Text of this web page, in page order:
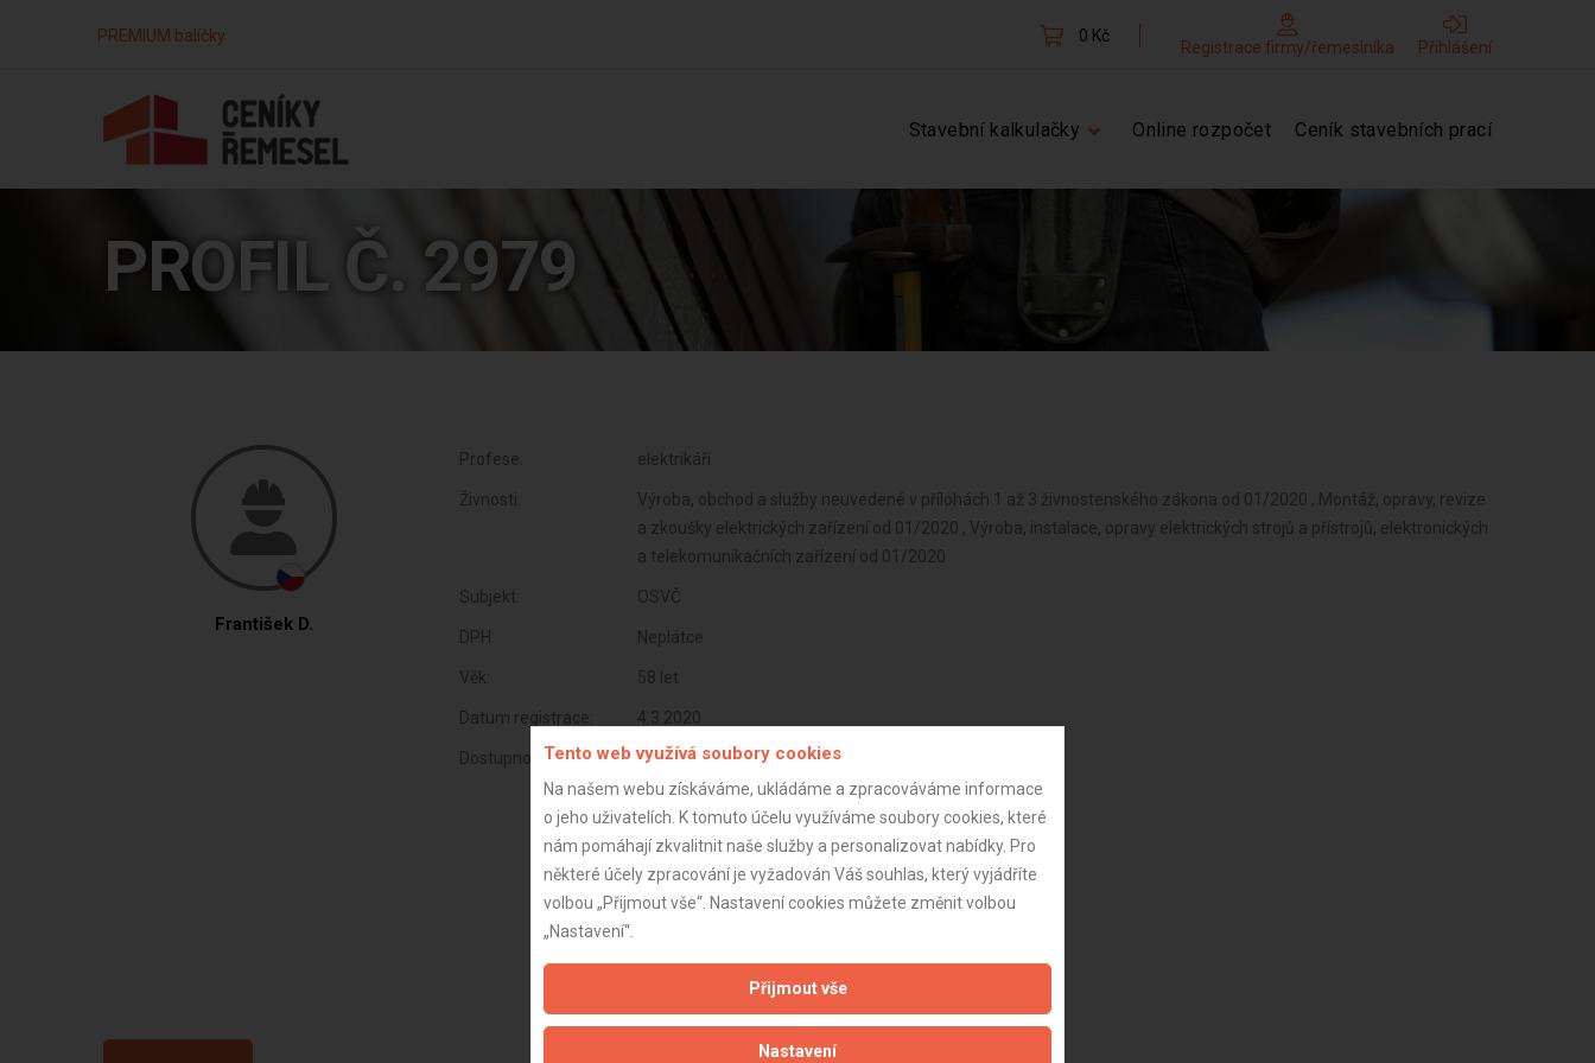
PREMIUM balíčky 0 Kč
Registrace firmy/řemeslníka Přihlášení
Stavební kalkulačky Online rozpočet Ceník stavebních prací
PROFIL Č. 2979
František D.
Profese: elektrikáři
Živnosti:
Výroba, obchod a služby neuvedené v přílohách 1 až 3 živnostenského zákona od 01/2020 , Montáž, opravy, revize
a zkoušky elektrických zařízení od 01/2020 , Výroba, instalace, opravy elektrických strojů a přístrojů, elektronických
a telekomunikačních zařízení od 01/2020
Subjekt: OSVČ
DPH: Neplátce
Věk: 58 let
Datum registrace: 4.3.2020
Dostupnost:Tento web využívá soubory cookies
Na našem webu získáváme, ukládáme a zpracováváme informace
o jeho uživatelích. K tomuto účelu využíváme soubory cookies, které
nám pomáhají zkvalitnit naše služby a personalizovat nabídky. Pro
některé účely zpracování je vyžadován Váš souhlas, který vyjádříte
volbou „Přijmout vše“. Nastavení cookies můžete změnit volbou
„Nastavení“.
Přijmout vše
Nastavení